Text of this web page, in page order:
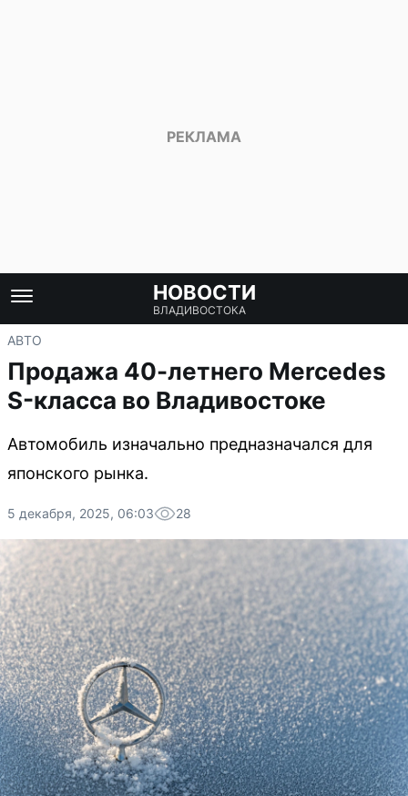
НОВОСТИ
ВЛАДИВОСТОКА
АВТО
Продажа 40-летнего Mercedes
S-класса во Владивостоке
Автомобиль изначально предназначался для
японского рынка.
5 декабря, 2025, 06:03 28